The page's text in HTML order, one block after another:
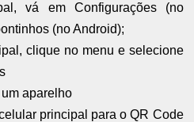
vá em Configurações (no
(no Android);
clique no menu e selecione
aparelho
principal para o QR Code